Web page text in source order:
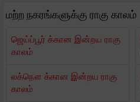
மற்ற நகரங்களுக்கு ராகு காலம்
ஜெய்ப்பூர் க்கான இன்றய ராகு
காலம்
லக்நௌ க்கான இன்றய ராகு
காலம்